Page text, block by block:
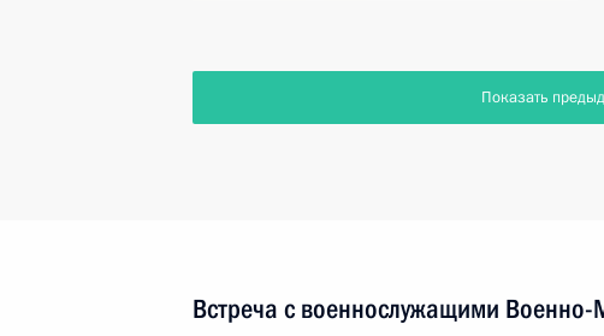
Показать
Встреча с военнослужащими Военно-